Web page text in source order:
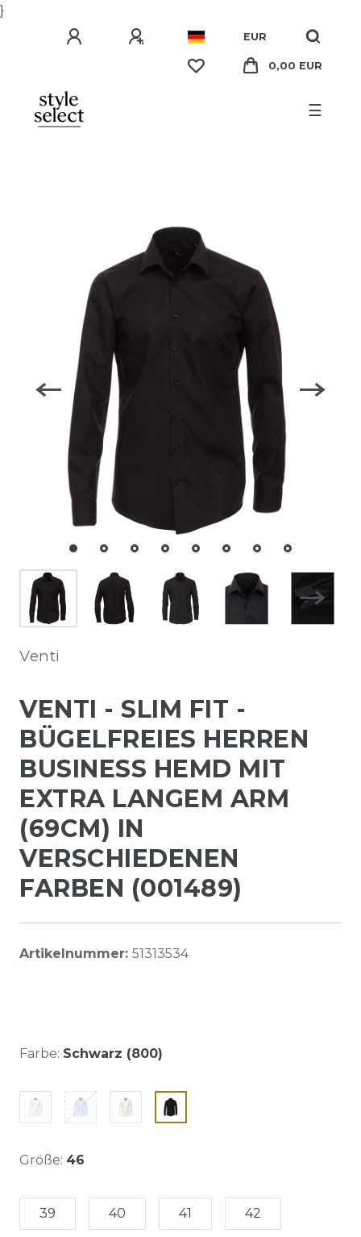
}
EUR
0,00 EUR
☰
Venti
VENTI - SLIM FIT -
BÜGELFREIES HERREN
BUSINESS HEMD MIT
EXTRA LANGEM ARM
(69CM) IN
VERSCHIEDENEN
FARBEN (001489)
Artikelnummer: 51313534
Farbe: Schwarz (800)
Größe: 46
39 40 41 42